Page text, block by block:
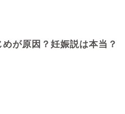
が原因？妊娠説は本当？